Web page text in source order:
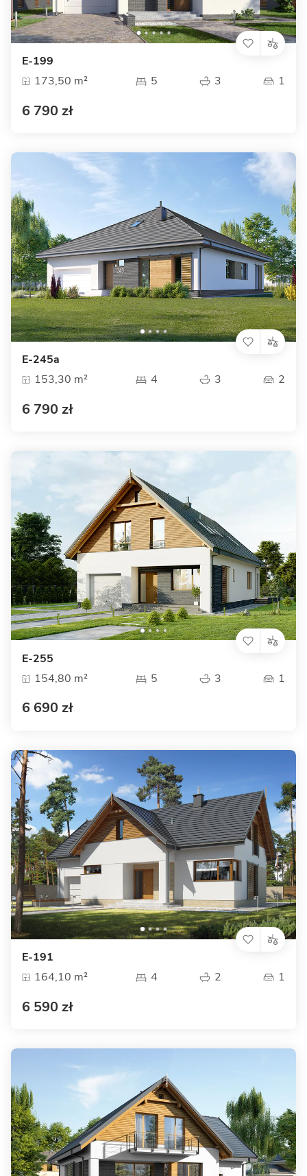
E-199
173,50 m²
5 3 1
6 790 zł
E-245a
153,30 m²
4 3 2
6 790 zł
E-255
154,80 m²
5 3 1
6 690 zł
E-191
164,10 m²
4 2 1
6 590 zł